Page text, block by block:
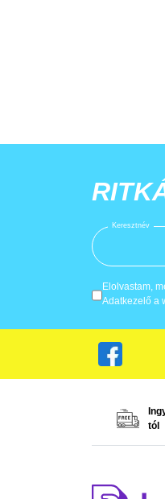
Keresztnév
Elolvastam,
Adatkezelő a
tól